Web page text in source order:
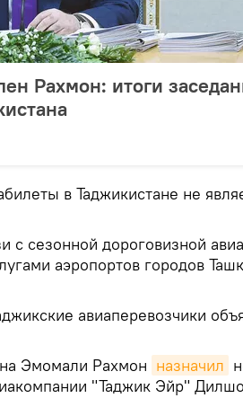
Рахмон: итоги
в Таджикистане не
с сезонной дороговизной
аэропортов городов
авиаперевозчики
Эмомали Рахмон назначил
"Таджик Эйр"